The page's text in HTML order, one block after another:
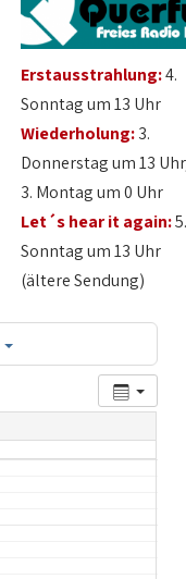
Erstausstrahlung:4.
Sonntag um 13 Uhr
Wiederholung:3.
Donnerstag um 13
3. Montag um 0 Uhr
Let´s hear it again:
Sonntag um 13 Uhr
(ältere Sendung)